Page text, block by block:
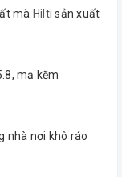
mà Hilti sản xuất
mạ kẽm
nhà nơi khô ráo